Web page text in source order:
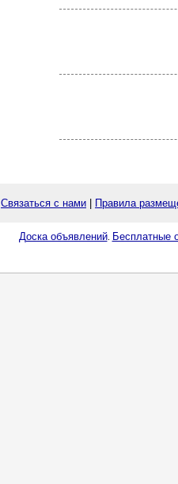
Связаться с нами Правила
Доска объявлений. Бесплатные